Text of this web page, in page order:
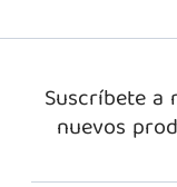
Suscríbete
nuevos